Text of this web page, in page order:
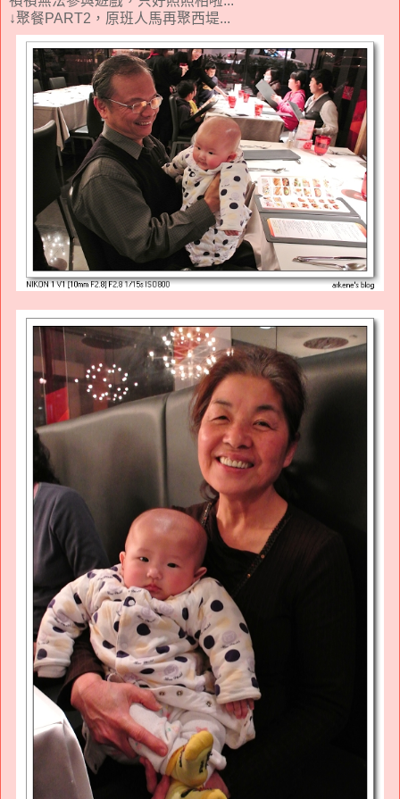
↓聚餐PART2，原班人馬再聚西堤...